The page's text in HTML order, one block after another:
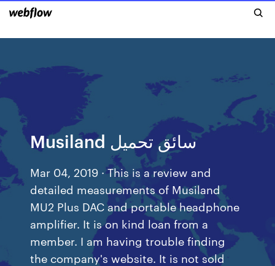
Musiland سائق تحميل
Mar 04, 2019 · This is a review and
detailed measurements of Musiland
MU2 Plus DAC and portable headphone
amplifier. It is on kind loan from a
member. I am having trouble finding
the company's website. It is not sold